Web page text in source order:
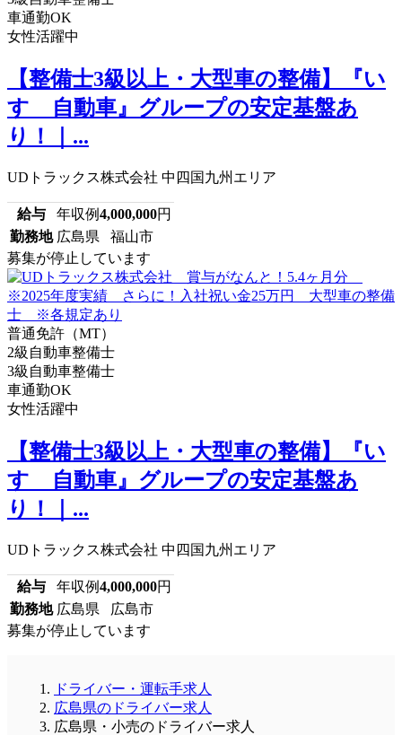
車通勤OK
女性活躍中
【整備士3級以上・大型車の整備】『い
すゞ自動車』グループの安定基盤あ
り！｜...
UDトラックス株式会社 中四国九州エリア
給与 年収例4,000,000円
勤務地 広島県 福山市
募集が停止しています
普通免許（MT）
2級自動車整備士
3級自動車整備士
車通勤OK
女性活躍中
【整備士3級以上・大型車の整備】『い
すゞ自動車』グループの安定基盤あ
り！｜...
UDトラックス株式会社 中四国九州エリア
給与 年収例4,000,000円
勤務地 広島県 広島市
募集が停止しています
ドライバー・運転手求人
広島県のドライバー求人
広島県・小売のドライバー求人